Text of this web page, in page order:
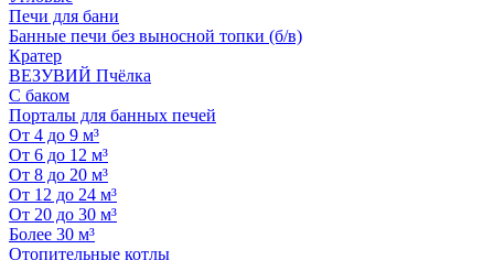
Печи для бани
Банные печи без выносной топки (б/в)
Кратер
ВЕЗУВИЙ Пчёлка
С баком
Порталы для банных печей
От 4 до 9 м³
От 6 до 12 м³
От 8 до 20 м³
От 12 до 24 м³
От 20 до 30 м³
Более 30 м³
Отопительные котлы